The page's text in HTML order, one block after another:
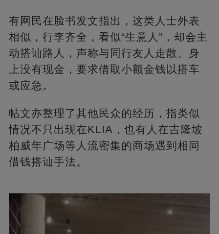
有网民在脸书发文指出，这类人士外表
相似，行李齐全，看似“生意人”，却会主
动搭讪路人，声称与同行友人走散、身
上没有现金，要求借取小额金钱以搭车
或应急。
帖文亦整理了其他民众的经历，指类似
情况不只出现在KLIA，也有人在吉隆坡
柏威年广场等人流密集的商场遇到相同
借钱搭讪手法。